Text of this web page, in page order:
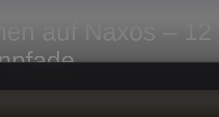
auf Naxos – 12